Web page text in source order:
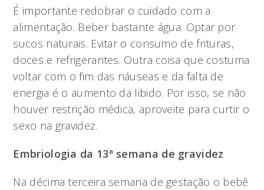
É importante redobrar o cuidado com a
alimentação. Beber bastante água. Optar por
sucos naturais. Evitar o consumo de frituras,
doces e refrigerantes. Outra coisa que costuma
voltar com o fim das náuseas e da falta de
energia é o aumento da libido. Por isso, se não
houver restrição médica, aproveite para curtir o
sexo na gravidez.
Embriologia da 13ª semana de gravidez
Na décima terceira semana de gestação o bebê